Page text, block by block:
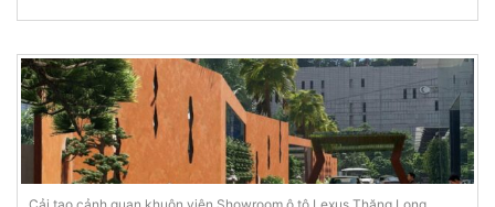
Cải tạo cảnh quan khuôn viên Showroom ô tô Lexus Thăng Long